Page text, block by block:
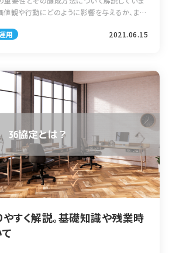
観や行動にどのように影響を与えるか、また
準に組み込む方法や、タレントマネジメントシ
用 2021.06.15
すく解説。基礎知識や残業時